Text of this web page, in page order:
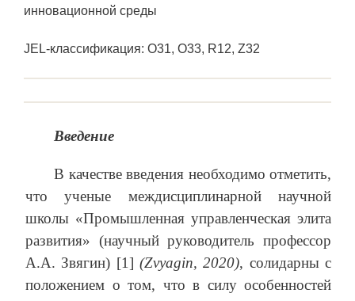
инновационной среды
JEL-классификация: O31, O33, R12, Z32
Введение
В качестве введения необходимо отметить,
что ученые междисциплинарной научной
школы «Промышленная управленческая элита
развития» (научный руководитель профессор
А.А. Звягин) [1] (Zvyagin, 2020), солидарны с
положением о том, что в силу особенностей